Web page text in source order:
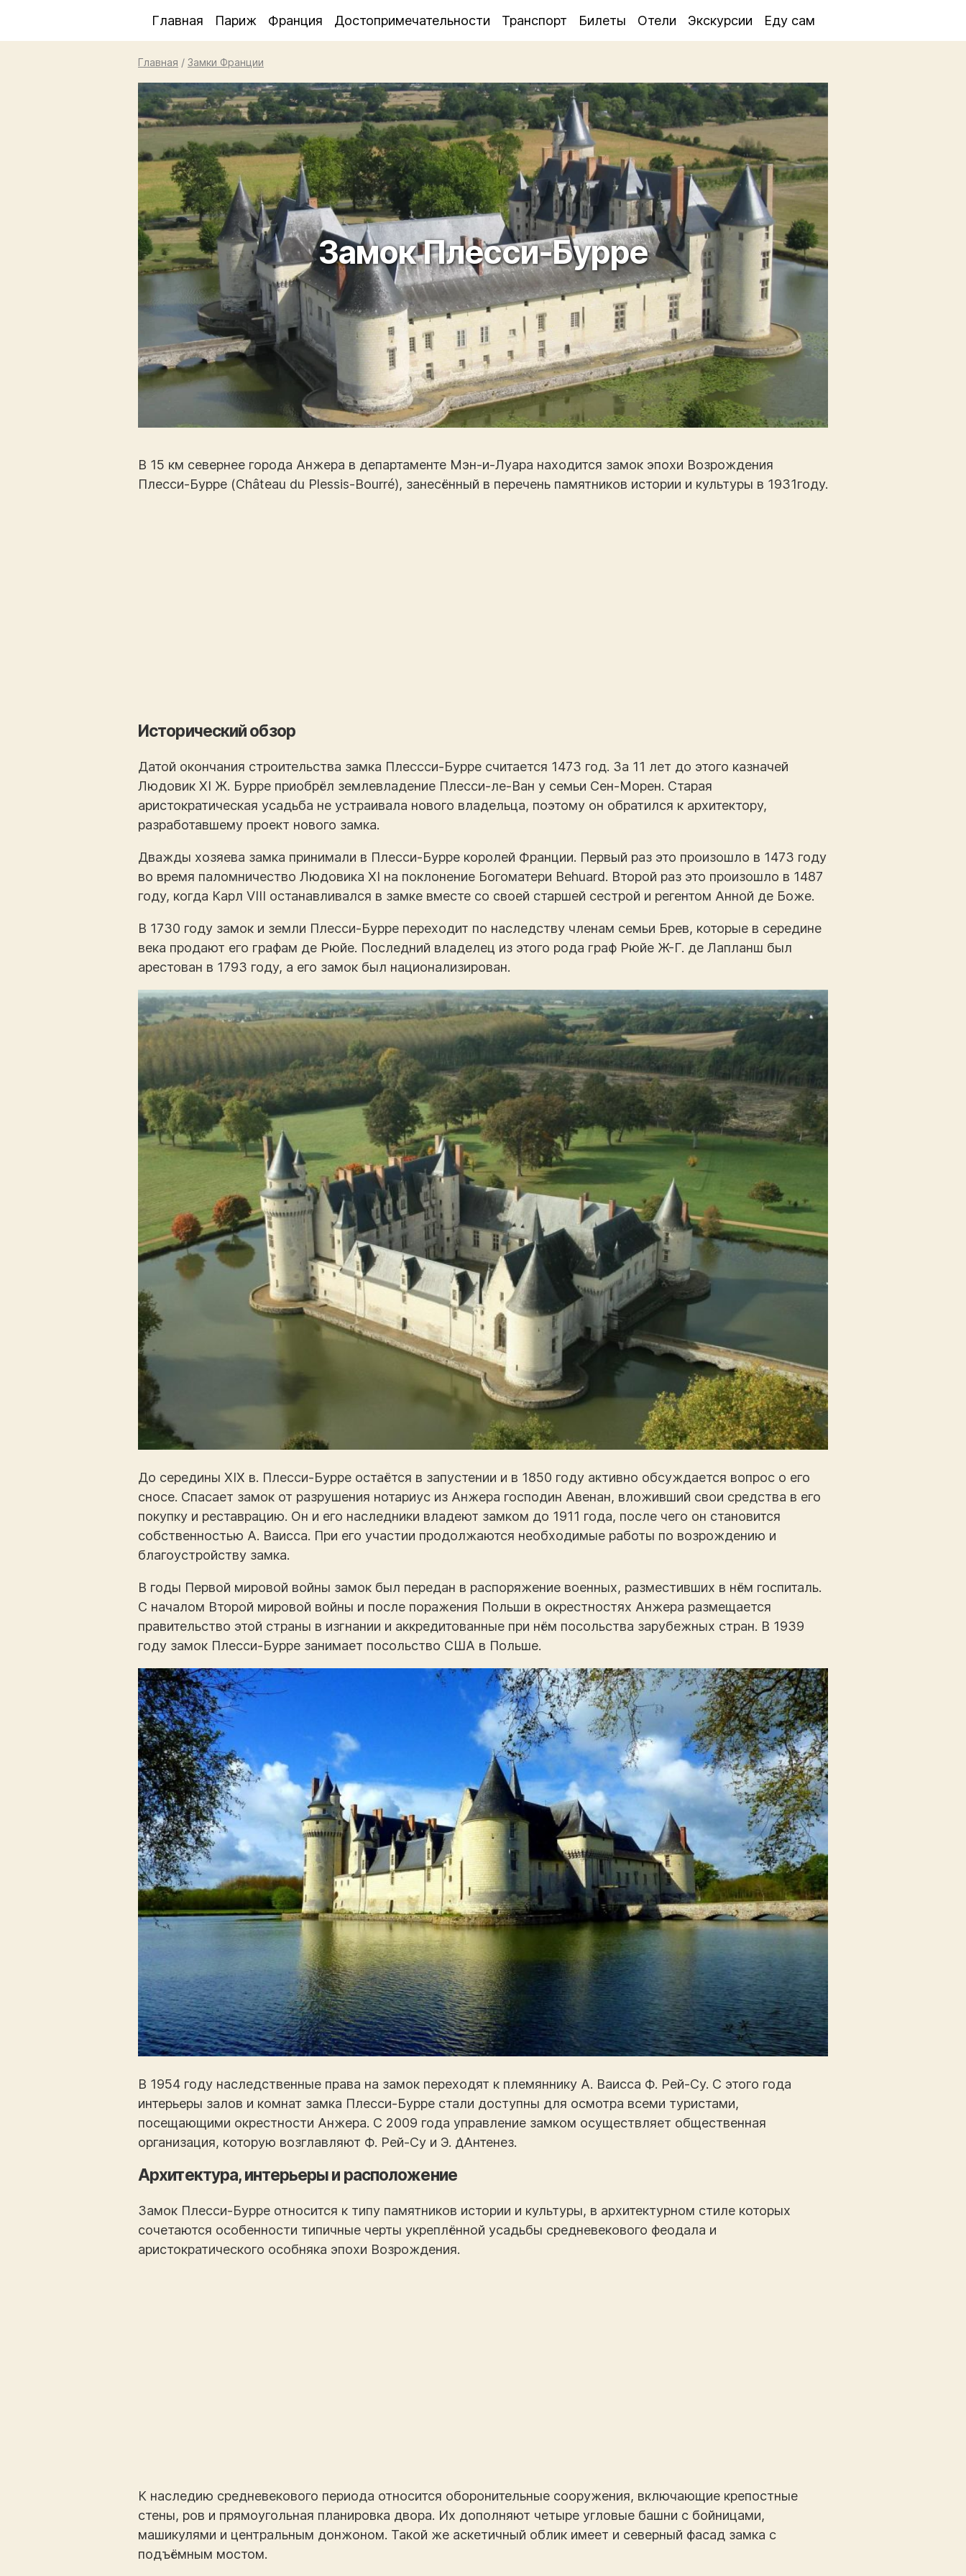
Главная Париж Франция Достопримечательности Транспорт Билеты Отели Экскурсии Еду сам
Главная / Замки Франции
Замок Плесси-Бурре
В 15 км севернее города Анжера в департаменте Мэн-и-Луара находится замок эпохи Возрождения
Плесси-Бурре (Château du Plessis-Bourré), занесённый в перечень памятников истории и культуры в 1931году.
Исторический обзор
Датой окончания строительства замка Плессси-Бурре считается 1473 год. За 11 лет до этого казначей
Людовик XI Ж. Бурре приобрёл землевладение Плесси-ле-Ван у семьи Сен-Морен. Старая
аристократическая усадьба не устраивала нового владельца, поэтому он обратился к архитектору,
разработавшему проект нового замка.
Дважды хозяева замка принимали в Плесси-Бурре королей Франции. Первый раз это произошло в 1473 году
во время паломничество Людовика XI на поклонение Богоматери Behuard. Второй раз это произошло в 1487
году, когда Карл VIII останавливался в замке вместе со своей старшей сестрой и регентом Анной де Боже.
В 1730 году замок и земли Плесси-Бурре переходит по наследству членам семьи Брев, которые в середине
века продают его графам де Рюйе. Последний владелец из этого рода граф Рюйе Ж-Г. де Лапланш был
арестован в 1793 году, а его замок был национализирован.
До середины XIX в. Плесси-Бурре остаётся в запустении и в 1850 году активно обсуждается вопрос о его
сносе. Спасает замок от разрушения нотариус из Анжера господин Авенан, вложивший свои средства в его
покупку и реставрацию. Он и его наследники владеют замком до 1911 года, после чего он становится
собственностью А. Ваисса. При его участии продолжаются необходимые работы по возрождению и
благоустройству замка.
В годы Первой мировой войны замок был передан в распоряжение военных, разместивших в нём госпиталь.
С началом Второй мировой войны и после поражения Польши в окрестностях Анжера размещается
правительство этой страны в изгнании и аккредитованные при нём посольства зарубежных стран. В 1939
году замок Плесси-Бурре занимает посольство США в Польше.
В 1954 году наследственные права на замок переходят к племяннику А. Ваисса Ф. Рей-Су. С этого года
интерьеры залов и комнат замка Плесси-Бурре стали доступны для осмотра всеми туристами,
посещающими окрестности Анжера. С 2009 года управление замком осуществляет общественная
организация, которую возглавляют Ф. Рей-Су и Э. д͗Антенез.
Архитектура, интерьеры и расположение
Замок Плесси-Бурре относится к типу памятников истории и культуры, в архитектурном стиле которых
сочетаются особенности типичные черты укреплённой усадьбы средневекового феодала и
аристократического особняка эпохи Возрождения.
К наследию средневекового периода относится оборонительные сооружения, включающие крепостные
стены, ров и прямоугольная планировка двора. Их дополняют четыре угловые башни с бойницами,
машикулями и центральным донжоном. Такой же аскетичный облик имеет и северный фасад замка с
подъёмным мостом.